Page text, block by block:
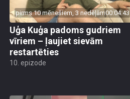
pirms 10 mēnešiem, 3 nedēļām00:04:43
Uģa Kuģa padoms gudriem
vīriem – ļaujiet sievām
restartēties
10. epizode